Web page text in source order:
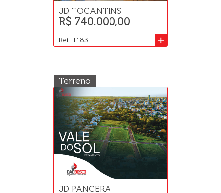
JD TOCANTINS
R$ 740.000,00
+
Ref.: 1183
Terreno
JD PANCERA